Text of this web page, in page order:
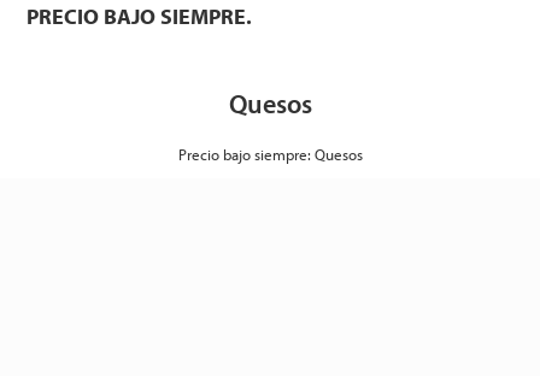
PRECIO BAJO SIEMPRE.
Quesos
Precio bajo siempre: Quesos